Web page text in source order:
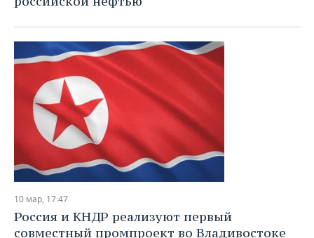
10 мар, 17:47
Россия и КНДР реализуют первый
совместный промпроект во Владивостоке